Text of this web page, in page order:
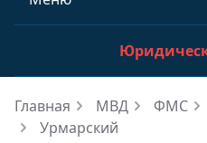
Главная МВД ФМС
Урмарский